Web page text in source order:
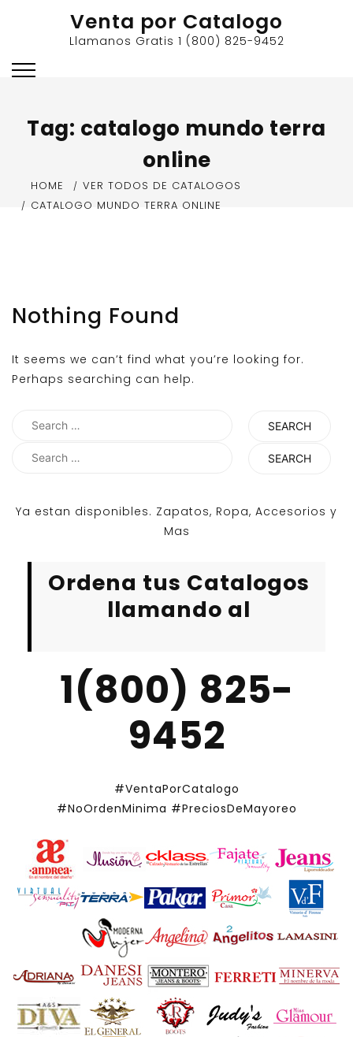
Venta por Catalogo
Llamanos Gratis 1 (800) 825-9452
Tag: catalogo mundo terra
online
HOME
VER TODOS DE CATALOGOS
CATALOGO MUNDO TERRA ONLINE
Nothing Found
It seems we can’t find what you’re looking for.
Perhaps searching can help.
Search
Search
Ya estan disponibles. Zapatos, Ropa, Accesorios y
Mas
Ordena tus Catalogos
llamando al
1(800) 825-
9452
#VentaPorCatalogo
#NoOrdenMinima #PreciosDeMayoreo